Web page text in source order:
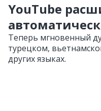
YouTube
Теперь мгновенный
турецком,
других языках.